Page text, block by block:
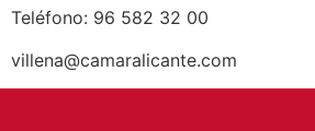
Teléfono: 96 582 32 00
villena@camaralicante.com